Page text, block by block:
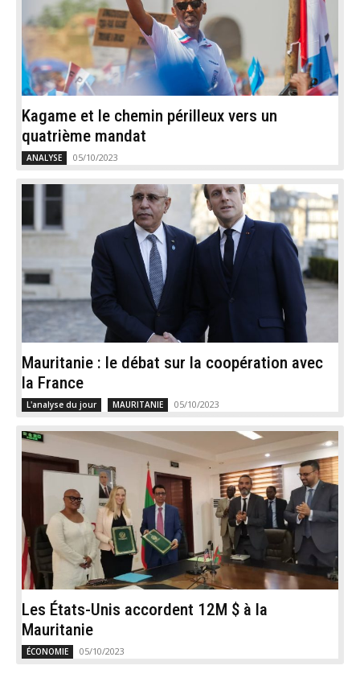
Kagame et le chemin périlleux vers un
quatrième mandat
ANALYSE 05/10/2023
Mauritanie : le débat sur la coopération avec
la France
L'analyse du jour MAURITANIE 05/10/2023
Les États-Unis accordent 12M $ à la
Mauritanie
ÉCONOMIE 05/10/2023